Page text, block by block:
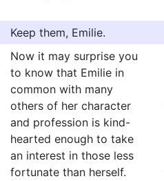
Keep them, Emilie.
Now it may surprise you
to know that Emilie in
common with many
others of her character
and profession is kind-
hearted enough to take
an interest in those less
fortunate than herself.